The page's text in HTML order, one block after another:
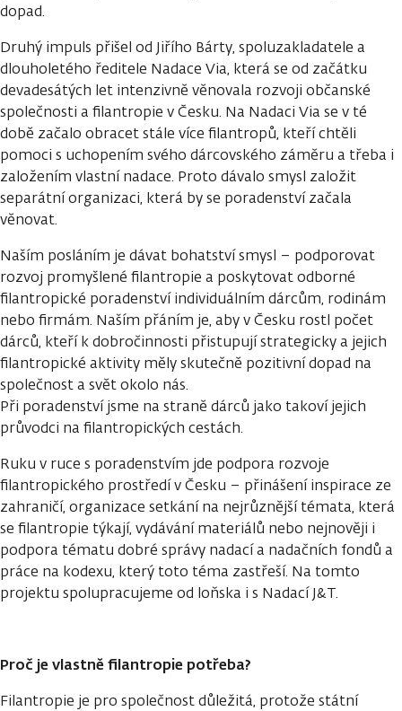
dopad.
Druhý impuls přišel od Jiřího Bárty, spoluzakladatele a
dlouholetého ředitele Nadace Via, která se od začátku
devadesátých let intenzivně věnovala rozvoji občanské
společnosti a filantropie v Česku. Na Nadaci Via se v té
době začalo obracet stále více filantropů, kteří chtěli
pomoci s uchopením svého dárcovského záměru a třeba i
založením vlastní nadace. Proto dávalo smysl založit
separátní organizaci, která by se poradenství začala
věnovat.
Naším posláním je dávat bohatství smysl – podporovat
rozvoj promyšlené filantropie a poskytovat odborné
filantropické poradenství individuálním dárcům, rodinám
nebo firmám. Naším přáním je, aby v Česku rostl počet
dárců, kteří k dobročinnosti přistupují strategicky a jejich
filantropické aktivity měly skutečně pozitivní dopad na
společnost a svět okolo nás.
Při poradenství jsme na straně dárců jako takoví jejich
průvodci na filantropických cestách.
Ruku v ruce s poradenstvím jde podpora rozvoje
filantropického prostředí v Česku – přinášení inspirace ze
zahraničí, organizace setkání na nejrůznější témata, která
se filantropie týkají, vydávání materiálů nebo nejnověji i
podpora tématu dobré správy nadací a nadačních fondů a
práce na kodexu, který toto téma zastřeší. Na tomto
projektu spolupracujeme od loňska i s Nadací J&T.
Proč je vlastně filantropie potřeba?
Filantropie je pro společnost důležitá, protože státní